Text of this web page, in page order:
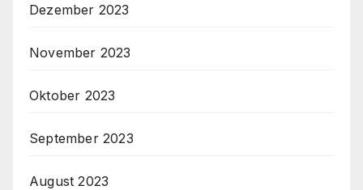
Dezember 2023
November 2023
Oktober 2023
September 2023
August 2023